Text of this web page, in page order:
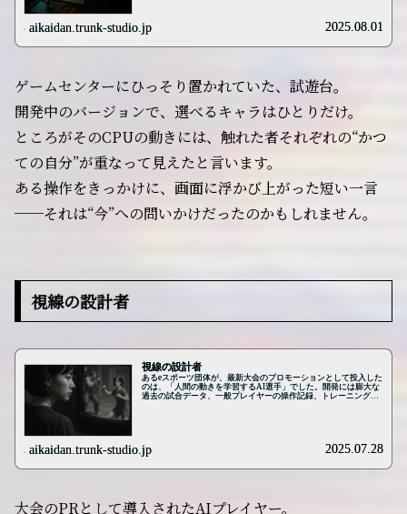
完全に反応を止め、静止したままになったといいます。その瞬
間、画面上部に「続き、やろうか」とだけ浮かび、操作不能にな
ったそうです。その後、筐体は数日で撤去されましたが、内部に
は、何を再生していたのでしょうか。この怪談は、以下のニュー
ス記事をきっかけに生成されたフィクションです。...
aikaidan.trunk-studio.jp 2025.08.01
ゲームセンターにひっそり置かれていた、試遊台。
開発中のバージョンで、選べるキャラはひとりだけ。
ところがそのCPUの動きには、触れた者それぞれの“かつ
ての自分”が重なって見えたと言います。
ある操作をきっかけに、画面に浮かび上がった短い一言
──それは“今”への問いかけだったのかもしれません。
視線の設計者
視線の設計者
あるeスポーツ団体が、最新大会のプロモーションとして投入した
のは、「人間の動きを学習するAI選手」でした。開発には膨大な
過去の試合データ、一般プレイヤーの操作記録、トレーニングモ
クターが不意に立ち止まり、画面奥を凝視するような挙動を見せ
たそうです。相手がいない方向を向いたまま、ガードポーズでも
構えでもない、中途半端な姿勢のまま静止し、まるで「観ている
モデルが一瞬“満席”状態に変わっていたという報告もあります。
aikaidan.trunk-studio.jp 2025.07.28
大会のPRとして導入されたAIプレイヤー。